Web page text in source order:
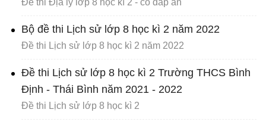
Đề thi Địa lý lớp 8 học kì 2 - có đáp án
Bộ đề thi Lịch sử lớp 8 học kì 2 năm 2022
Đề thi Lịch sử lớp 8 học kì 2 năm 2022
Đề thi Lịch sử lớp 8 học kì 2 Trường THCS Bình
Định - Thái Bình năm 2021 - 2022
Đề thi Lịch sử lớp 8 học kì 2